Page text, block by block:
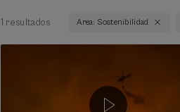
1 resultados Area: Sostenibilidad